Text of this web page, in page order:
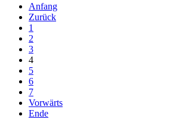
Anfang
Zurück
1
2
3
4
5
6
7
Vorwärts
Ende